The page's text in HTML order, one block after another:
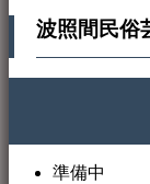
波照間民俗
準備中